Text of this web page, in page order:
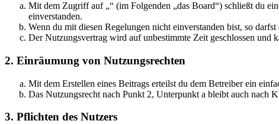
Mit dem Zugriff auf „“ (im Folgenden „das Board“) schließt du
einverstanden.
Wenn du mit diesen Regelungen nicht einverstanden bist, so
Der Nutzungsvertrag wird auf unbestimmte Zeit geschlossen und
2. Einräumung von Nutzungsrechten
Mit dem Erstellen eines Beitrags erteilst du dem Betreiber ein
Das Nutzungsrecht nach Punkt 2, Unterpunkt a bleibt auch nach
3. Pflichten des Nutzers